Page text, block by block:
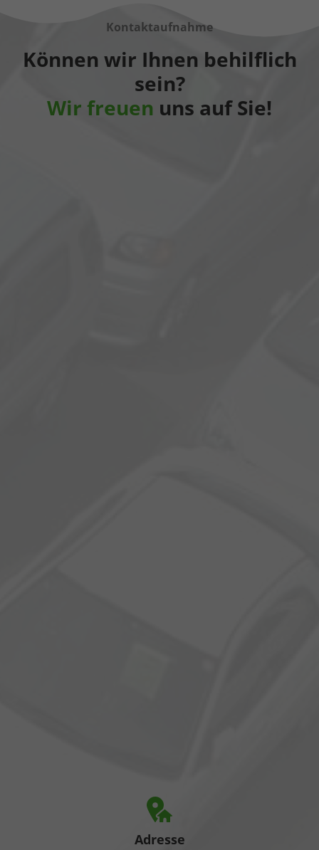
Kontaktaufnahme
Können wir Ihnen behilflich
sein?
Wir freuen uns auf Sie!
Adresse